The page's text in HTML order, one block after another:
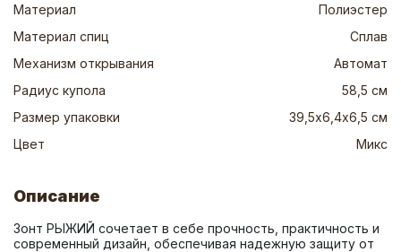
Материал
Полиэстер
Материал спиц
Сплав
Механизм открывания
Автомат
Радиус купола
58,5 см
Размер упаковки
39,5х6,4х6,5 см
Цвет
Микс
Описание
Зонт РЫЖИЙ сочетает в себе прочность, практичность и
современный дизайн, обеспечивая надежную защиту от